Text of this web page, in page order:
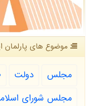
موضوع های پارلمان
مجلس دولت
مجلس شورای